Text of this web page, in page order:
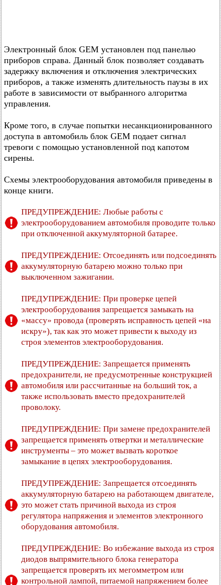
Электронный блок GEM установлен под панелью
приборов справа. Данный блок позволяет создавать
задержку включения и отключения электрических
приборов, а также изменять длительность паузы в их
работе в зависимости от выбранного алгоритма
управления.
Кроме того, в случае попытки несанкционированного
доступа в автомобиль блок GEM подает сигнал
тревоги с помощью установленной под капотом
сирены.
Схемы электрооборудования автомобиля приведены в
конце книги.
ПРЕДУПРЕЖДЕНИЕ: Любые работы с
электрооборудованием автомобиля проводите только
при отключенной аккумуляторной батарее.
ПРЕДУПРЕЖДЕНИЕ: Отсоединять или подсоединять
аккумуляторную батарею можно только при
выключенном зажигании.
ПРЕДУПРЕЖДЕНИЕ: При проверке цепей
электрооборудования запрещается замыкать на
«массу» провода (проверять исправность цепей «на
искру»), так как это может привести к выходу из
строя элементов электрооборудования.
ПРЕДУПРЕЖДЕНИЕ: Запрещается применять
предохранители, не предусмотренные конструкцией
автомобиля или рассчитанные на больший ток, а
также использовать вместо предохранителей
проволоку.
ПРЕДУПРЕЖДЕНИЕ: При замене предохранителей
запрещается применять отвертки и металлические
инструменты – это может вызвать короткое
замыкание в цепях электрооборудования.
ПРЕДУПРЕЖДЕНИЕ: Запрещается отсоединять
аккумуляторную батарею на работающем двигателе,
это может стать причиной выхода из строя
регулятора напряжения и элементов электронного
оборудования автомобиля.
ПРЕДУПРЕЖДЕНИЕ: Во избежание выхода из строя
диодов выпрямительного блока генератора
запрещается проверять их мегомметром или
контрольной лампой, питаемой напряжением более